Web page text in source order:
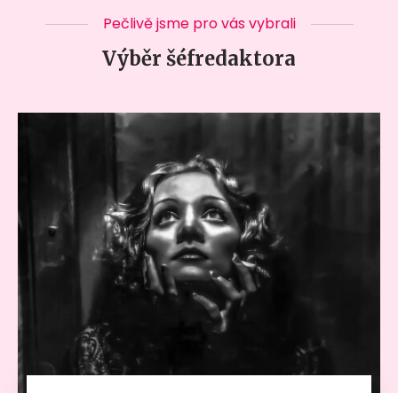
Pečlivě jsme pro vás vybrali
Výběr šéfredaktora